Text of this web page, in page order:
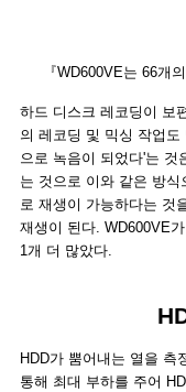
『WD600VE는 66개
하드 디스크 레코딩이 보
의 레코딩 및 믹싱 작업
으로 녹음이 되었다'는
는 것으로 이와 같은 방식
로 재생이 가능하다는 것
재생이 된다. WD600VE
1개 더 많았다.
HDD가 뿜어내는 열을 측
통해 최대 부하를 주어